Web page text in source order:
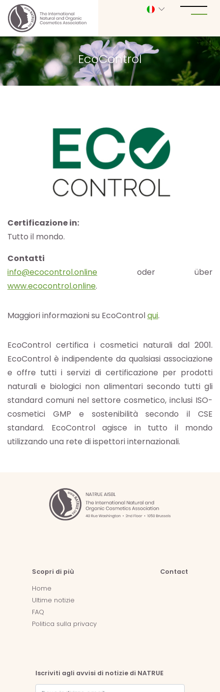
EcoControl
Certificazione in:
Tutto il mondo.
Contatti
info@ecocontrol.online oder über
www.ecocontrol.online.
Maggiori informazioni su EcoControlqui.
EcoControl certifica i cosmetici naturali dal 2001.
EcoControl è indipendente da qualsiasi associazione
e offre tutti i servizi di certificazione per prodotti
naturali e biologici non alimentari secondo tutti gli
standard comuni nel settore cosmetico, inclusi ISO-
cosmetici GMP e sostenibilità secondo il CSE
standard. EcoControl agisce in tutto il mondo
utilizzando una rete di ispettori internazionali.
Scopri di più
Home
Ultime notizie
FAQ
Politica sulla privacy
Contact
Iscriviti agli avvisi di notizie di NATRUE